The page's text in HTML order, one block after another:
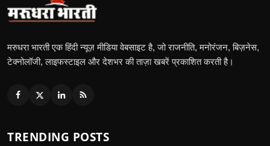
मरुधरा भारती एक हिंदी न्यूज़ मीडिया वेबसाइट है, जो राजनीति, मनोरंजन, बिज़नेस,
टेक्नोलॉजी, लाइफस्टाइल और देशभर की ताज़ा खबरें प्रकाशित करती है।
TRENDING POSTS